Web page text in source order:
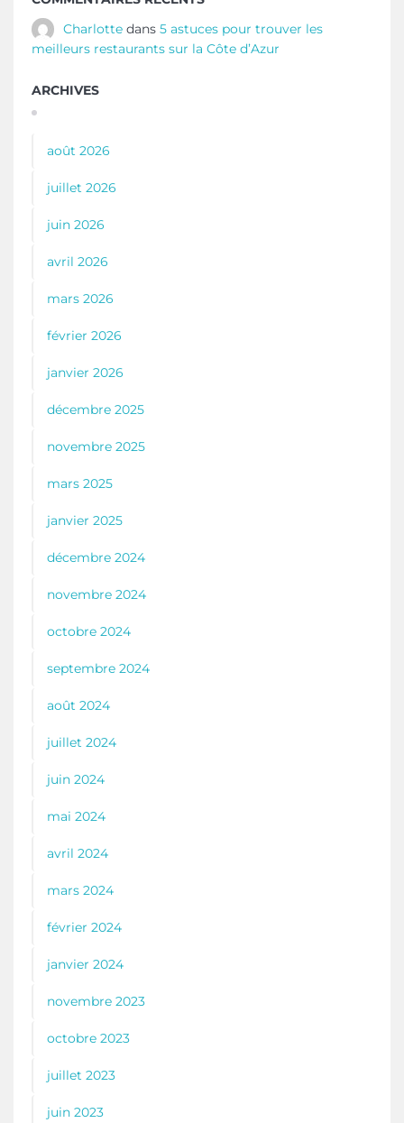
Charlotte dans 5 astuces pour trouver les
meilleurs restaurants sur la Côte d’Azur
ARCHIVES
août 2026
juillet 2026
juin 2026
avril 2026
mars 2026
février 2026
janvier 2026
décembre 2025
novembre 2025
mars 2025
janvier 2025
décembre 2024
novembre 2024
octobre 2024
septembre 2024
août 2024
juillet 2024
juin 2024
mai 2024
avril 2024
mars 2024
février 2024
janvier 2024
novembre 2023
octobre 2023
juillet 2023
juin 2023